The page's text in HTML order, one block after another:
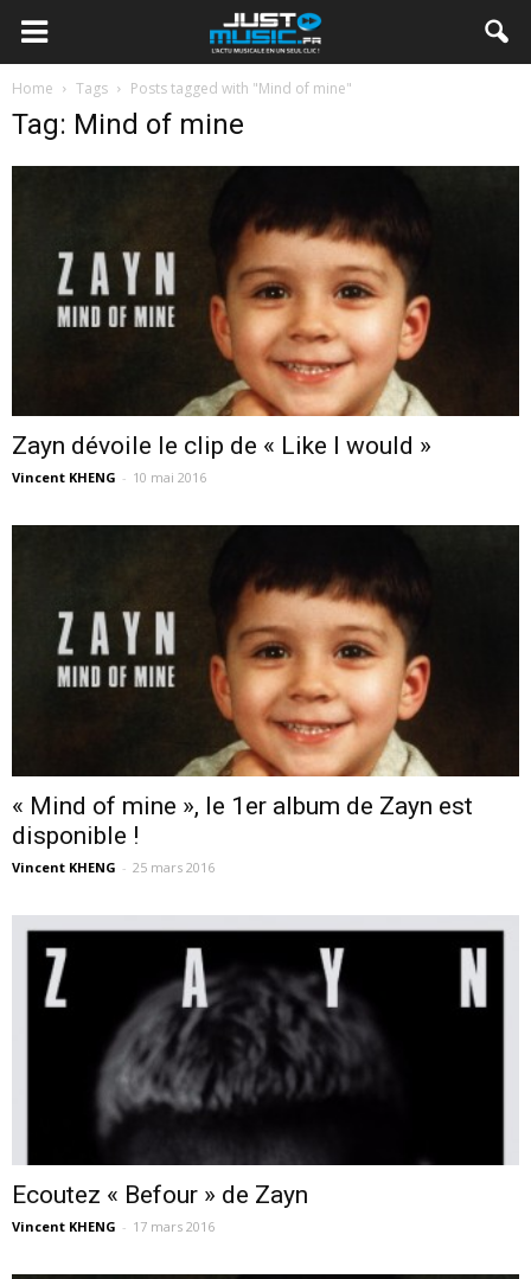
Home Tags Posts tagged with "Mind of mine"
Tag: Mind of mine
Zayn dévoile le clip de « Like I would »
Vincent KHENG - 10 mai 2016
« Mind of mine », le 1er album de Zayn est
disponible !
Vincent KHENG - 25 mars 2016
Ecoutez « Befour » de Zayn
Vincent KHENG - 17 mars 2016